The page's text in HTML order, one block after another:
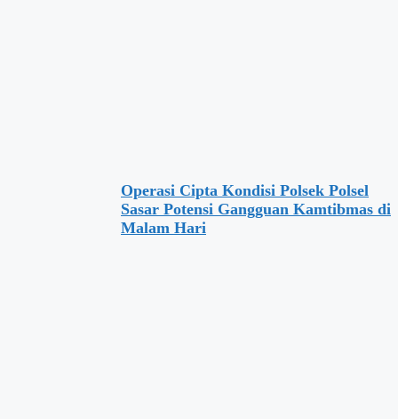
Operasi Cipta Kondisi Polsek Polsel
Sasar Potensi Gangguan Kamtibmas di
Malam Hari